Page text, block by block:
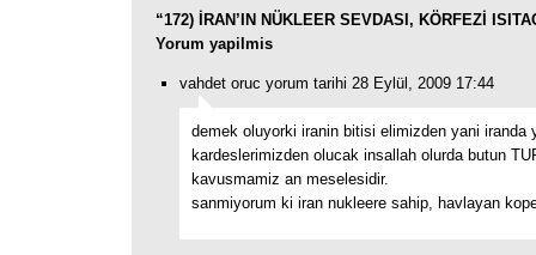
“172) İRAN’IN NÜKLEER SEVDASI, KÖRFEZİ
Yorum yapilmis
vahdet oruc yorum tarihi 28 Eylül, 2009 17:44
demek oluyorki iranin bitisi elimizden yani iranda
kardeslerimizden olucak insallah olurda butun
kavusmamiz an meselesidir.
sanmiyorum ki iran nukleere sahip, havlayan